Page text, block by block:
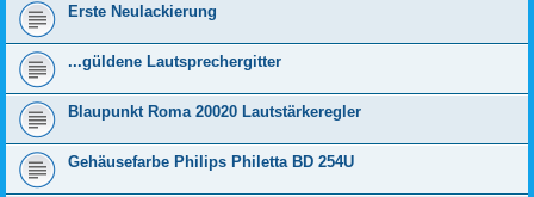
Erste Neulackierung
...güldene Lautsprechergitter
Blaupunkt Roma 20020 Lautstärkeregler
Gehäusefarbe Philips Philetta BD 254U